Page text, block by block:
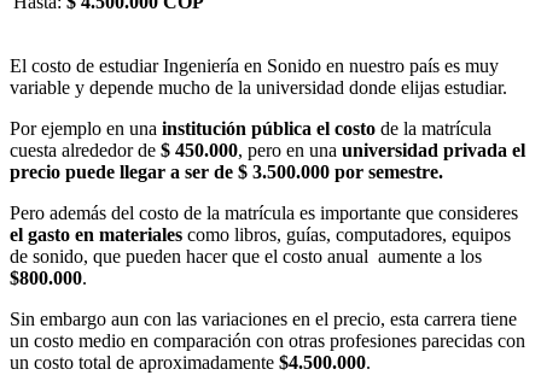
El costo de estudiar Ingeniería en Sonido en nuestro país es muy
variable y depende mucho de la universidad donde elijas estudiar.
Por ejemplo en una institución pública el costo de la matrícula
cuesta alrededor de $ 450.000, pero en una universidad privada el
precio puede llegar a ser de $ 3.500.000 por semestre.
Pero además del costo de la matrícula es importante que consideres
el gasto en materiales como libros, guías, computadores, equipos
de sonido, que pueden hacer que el costo anual aumente a los
$800.000.
Sin embargo aun con las variaciones en el precio, esta carrera tiene
un costo medio en comparación con otras profesiones parecidas con
un costo total de aproximadamente $4.500.000.